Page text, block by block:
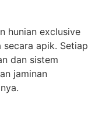
hunian exclusive
apik. Setiap
dan sistem
jaminan